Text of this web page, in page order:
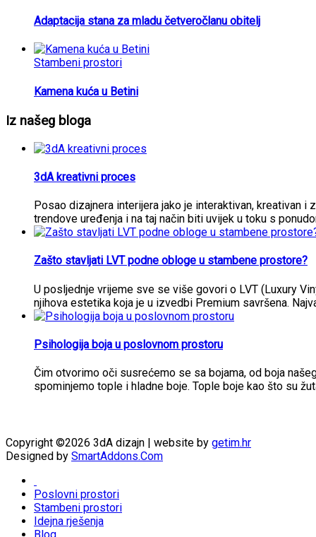
Adaptacija stana za mladu četveročlanu obitelj
Stambeni prostori
Kamena kuća u Betini
Iz našeg bloga
3dA kreativni proces
Posao dizajnera interijera jako je interaktivan, kreativan
trendove uređenja i na taj način biti uvijek u toku s
Zašto stavljati LVT podne obloge u stambene prostore?
U posljednje vrijeme sve se više govori o LVT (Luxury
njihova estetika koja je u izvedbi Premium savršena.
Psihologija boja u poslovnom prostoru
Čim otvorimo oči susrećemo se sa bojama, od boja
spominjemo tople i hladne boje. Tople boje kao što su
Copyright ©2026 3dA dizajn | website by getim.hr
Designed by SmartAddons.Com
Poslovni prostori
Stambeni prostori
Idejna rješenja